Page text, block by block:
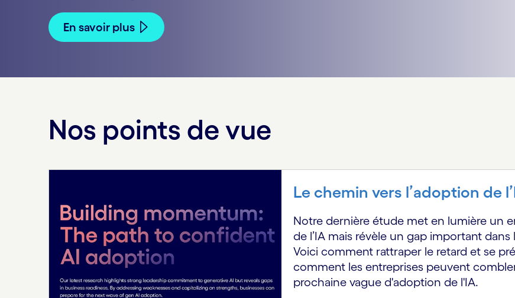
En savoir plus
Nos points de vue
Le chemin vers l’adoption de
Notre dernière étude met en lumière un
de l’IA mais révèle un gap important
Voici comment rattraper le retard et se
comment les entreprises peuvent
prochaine vague d'adoption de l'IA.